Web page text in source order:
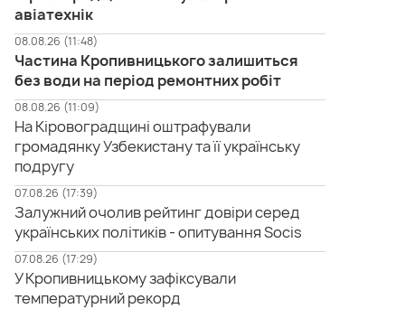
авіатехнік
08.08.26 (11:48)
Частина Кропивницького залишиться
без води на період ремонтних робіт
08.08.26 (11:09)
На Кіровоградщині оштрафували
громадянку Узбекистану та її українську
подругу
07.08.26 (17:39)
Залужний очолив рейтинг довіри серед
українських політиків - опитування Socis
07.08.26 (17:29)
У Кропивницькому зафіксували
температурний рекорд